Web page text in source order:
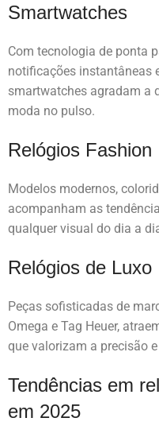
Smartwatches
Com tecnologia de ponta
notificações instantâneas
smartwatches agradam a
moda no pulso.
Relógios Fashion
Modelos modernos,
acompanham as
qualquer visual do dia a
Relógios de Luxo
Peças sofisticadas de
Omega e Tag Heuer,
que valorizam a precisão
Tendências em
em 2025